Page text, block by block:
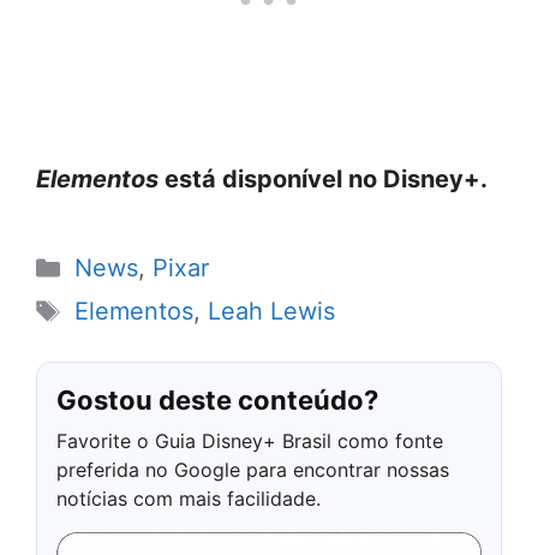
Elementos está disponível no Disney+.
Categorias
News, Pixar
Tags
Elementos, Leah Lewis
Gostou deste conteúdo?
Favorite o Guia Disney+ Brasil como fonte
preferida no Google para encontrar nossas
notícias com mais facilidade.